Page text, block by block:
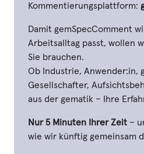
Kommentierungsplattform:
Damit gemSpecComment
Arbeitsalltag passt, wollen
Sie brauchen.
Ob Industrie, Anwender:in,
Gesellschafter,
aus der gematik – Ihre
Nur 5 Minuten Ihrer Zeit –
wie wir künftig gemeinsam